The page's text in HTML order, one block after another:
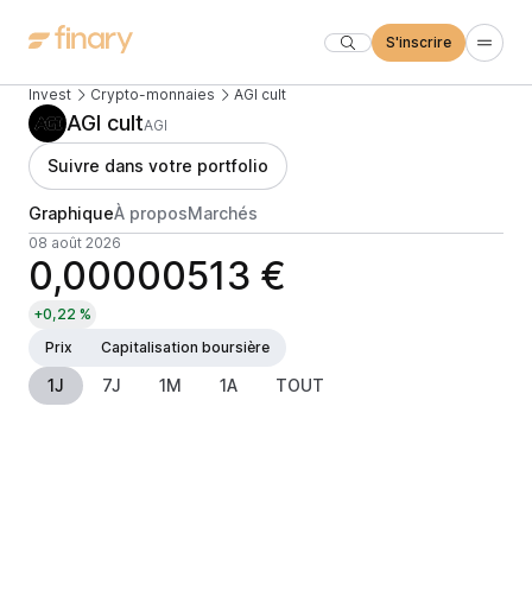
S'inscrire
Invest Crypto-monnaies AGI cult
AGI cultAGI
Suivre dans votre portfolio
GraphiqueÀ proposMarchés
08 août 2026
0,00000513 €
+0,22 %
Prix
Capitalisation boursière
1J 7J 1M 1A TOUT